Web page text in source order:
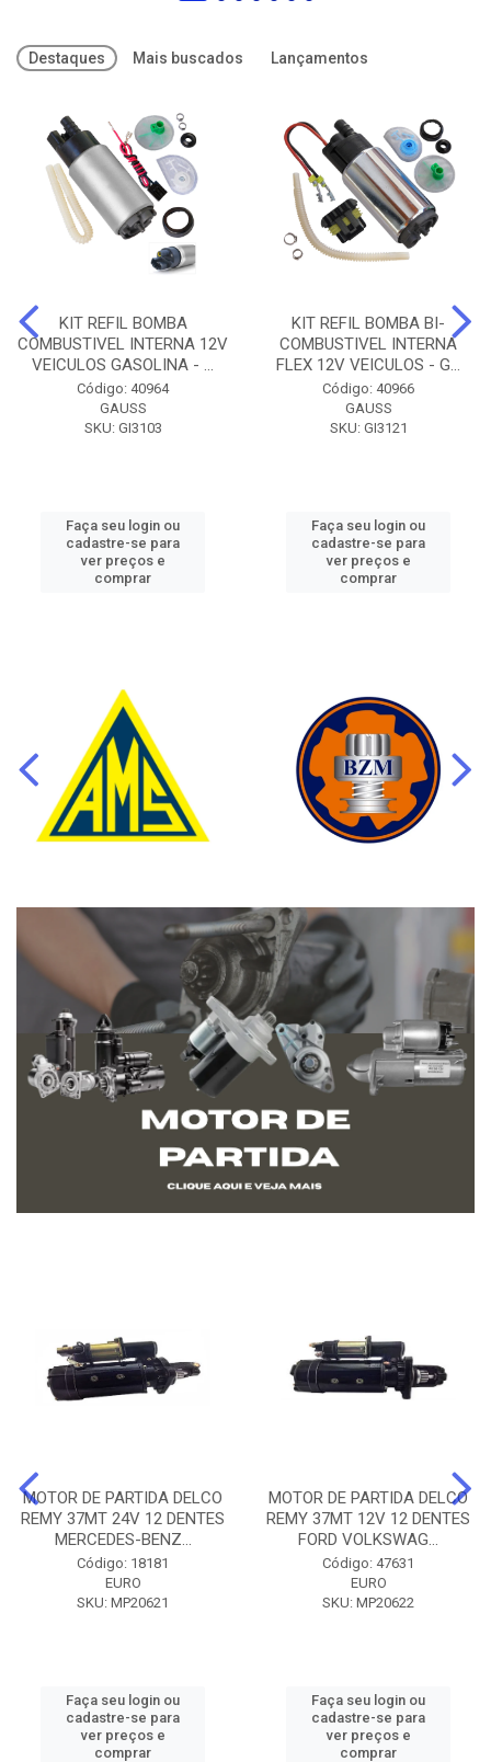
Destaques Mais buscados Lançamentos
KIT REFIL BOMBA
COMBUSTIVEL INTERNA 12V
VEICULOS GASOLINA - ...
Código: 40964
GAUSS
SKU: GI3103
Faça seu login ou
cadastre-se para
ver preços e
comprar
KIT REFIL BOMBA BI-
COMBUSTIVEL INTERNA
FLEX 12V VEICULOS - G...
Código: 40966
GAUSS
SKU: GI3121
Faça seu login ou
cadastre-se para
ver preços e
comprar
MOTOR DE PARTIDA DELCO
REMY 37MT 24V 12 DENTES
MERCEDES-BENZ...
Código: 18181
EURO
SKU: MP20621
Faça seu login ou
cadastre-se para
ver preços e
comprar
MOTOR DE PARTIDA DELCO
REMY 37MT 12V 12 DENTES
FORD VOLKSWAG...
Código: 47631
EURO
SKU: MP20622
Faça seu login ou
cadastre-se para
ver preços e
comprar